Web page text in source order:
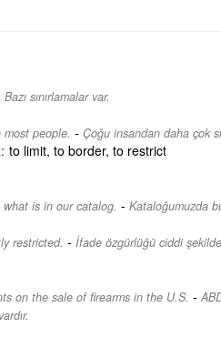
Bazı sınırlamalar var.
people. - Çoğu insandan daha çok
to limit, to border, to restrict
is in our catalog. - Kataloğumuzda
restricted. - İfade özgürlüğü ciddi şekilde
on the sale of firearms in the U.S. -